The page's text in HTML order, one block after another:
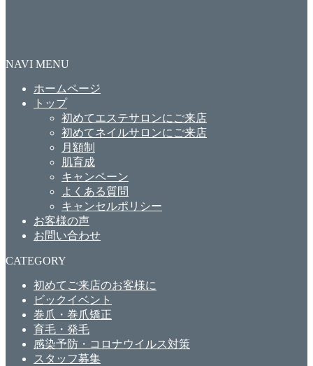
NAVI MENU
ホームページ
トップ
初めてエステサロンにご来店
初めてネイルサロンにご来店
月額制
肌育成
キャンペーン
よくある質問
キャンセルポリシー
お客様の声
お問い合わせ
CATEGORY
初めてご来店のお客様に
ビックイベント
巻爪・巻爪矯正
育毛・発毛
感染予防・コロナウイルス対策
スタッフ募集